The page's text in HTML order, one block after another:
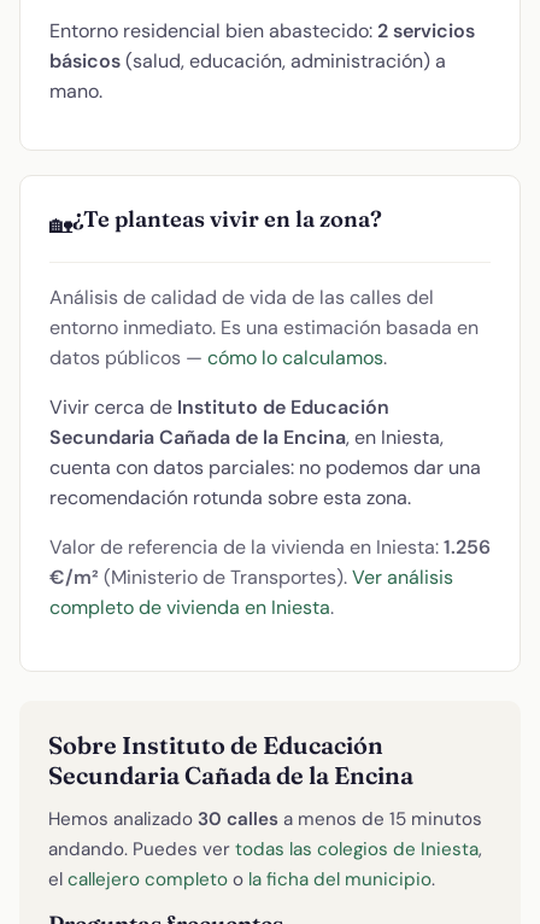
Entorno residencial bien abastecido: 2 servicios
básicos(salud, educación, administración) a
mano.
🏡¿Te planteas vivir en la zona?
Análisis de calidad de vida de las calles del
entorno inmediato. Es una estimación basada en
datos públicos — cómo lo calculamos.
Vivir cerca de Instituto de Educación
Secundaria Cañada de la Encina, en Iniesta,
cuenta con datos parciales: no podemos dar una
recomendación rotunda sobre esta zona.
Valor de referencia de la vivienda en Iniesta:1.256
€/m² (Ministerio de Transportes).Ver análisis
completo de vivienda en Iniesta.
Sobre Instituto de Educación
Secundaria Cañada de la Encina
Hemos analizado 30 calles a menos de 15 minutos
andando. Puedes ver todas las colegios de Iniesta,
el callejero completo o la ficha del municipio.